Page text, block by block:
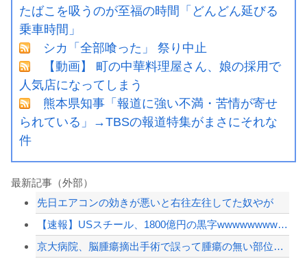
たばこを吸うのが至福の時間「どんどん延びる
乗車時間」
シカ「全部喰った」 祭り中止
【動画】 町の中華料理屋さん、娘の採用で
人気店になってしまう
熊本県知事「報道に強い不満・苦情が寄せ
られている」→TBSの報道特集がまさにそれな
件
最新記事（外部）
先日エアコンの効きが悪いと右往左往してた奴やが
【速報】USスチール、1800億円の黒字wwwwwwwwwwwwwwwwwwww...
京大病院、脳腫瘍摘出手術で誤って腫瘍の無い部位を摘出 脳幹など損傷受け植物状態に